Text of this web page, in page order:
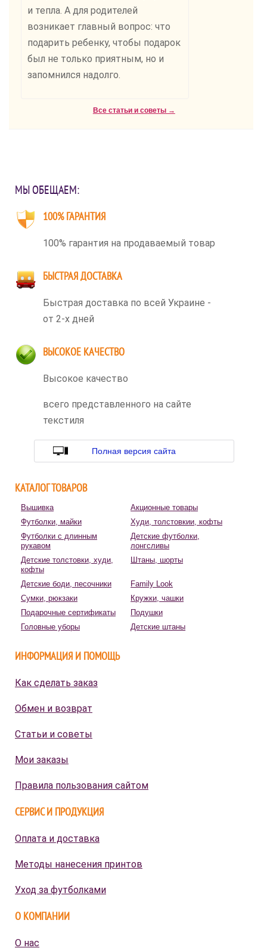
и тепла. А для родителей
возникает главный вопрос: что
подарить ребенку, чтобы подарок
был не только приятным, но и
запомнился надолго.
Все статьи и советы →
МЫ ОБЕЩАЕМ:
100% ГАРАНТИЯ
100% гарантия на продаваемый товар
БЫСТРАЯ ДОСТАВКА
Быстрая доставка по всей Украине -
от 2-х дней
ВЫСОКОЕ КАЧЕСТВО
Высокое качество
всего представленного на сайте
текстиля
Полная версия сайта
КАТАЛОГ ТОВАРОВ
Вышивка
Акционные товары
Футболки, майки
Худи, толстовкии, кофты
Футболки с длинным
рукавом
Детские футболки,
лонгсливы
Детские толстовки, худи,
кофты
Штаны, шорты
Детские боди, песочники
Family Look
Сумки, рюкзаки
Кружки, чашки
Подарочные сертификаты
Подушки
Головные уборы
Детские штаны
ИНФОРМАЦИЯ И ПОМОЩЬ
Как сделать заказ
Обмен и возврат
Статьи и советы
Мои заказы
Правила пользования сайтом
СЕРВИС И ПРОДУКЦИЯ
Оплата и доставка
Методы нанесения принтов
Уход за футболками
О КОМПАНИИ
О нас